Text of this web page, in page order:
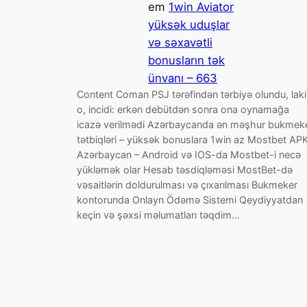
em 1win Aviator
yüksək uduşlar
və səxavətli
bonusların tək
ünvanı – 663
Content Coman PSJ tərəfindən tərbiyə olundu,
o, incidi: erkən debütdən sonra ona oynamağa
icazə verilmədi Azərbaycanda ən məşhur
tətbiqləri – yüksək bonuslara 1win az Mostbet
Azərbaycan – Android və IOS-da Mostbet-i necə
yükləmək olar Hesab təsdiqləməsi MostBet-də
vəsaitlərin doldurulması və çıxarılması Bukmeker
kontorunda Onlayn Ödəmə Sistemi Qeydiyyatdan
keçin və şəxsi məlumatları təqdim…